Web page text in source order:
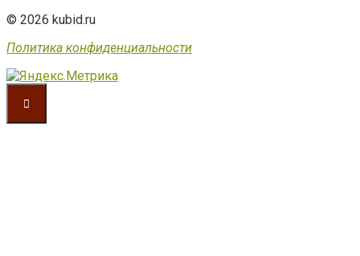
© 2026 kubid.ru
Политика конфиденциальности